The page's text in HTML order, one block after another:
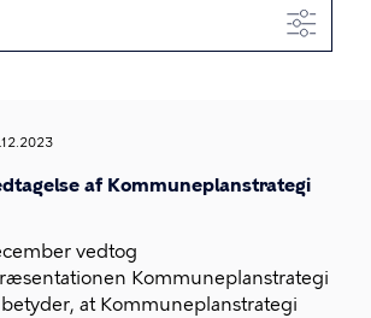
af Kommuneplanstrategi
vedtog
Kommuneplanstrategi
at Kommuneplanstrategi